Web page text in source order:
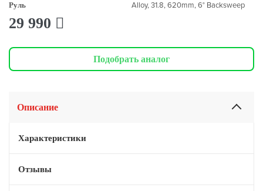
Руль Alloy, 31.8, 620mm, 6° Backsweep
29 990
Подобрать аналог
Описание
Характеристики
Отзывы